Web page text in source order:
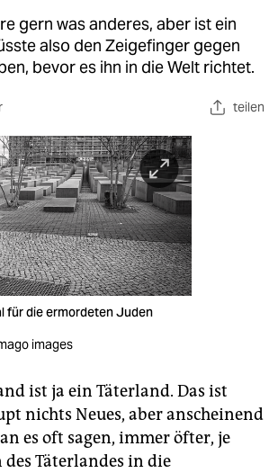
gern was anderes, aber ist ein
also den Zeigefinger gegen
bevor es ihn in die Welt richtet.
teilen
für die ermordeten Juden
images
ist ja ein Täterland. Das ist
nichts Neues, aber anscheinend
es oft sagen, immer öfter, je
des Täterlandes in die